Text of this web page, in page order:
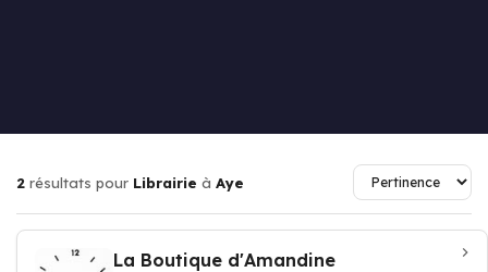
2 résultats pour Librairie à Aye
La Boutique d'Amandine